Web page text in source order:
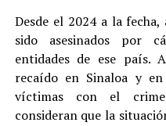
Desde el 2024 a la fecha,
sido asesinados por
entidades de ese país.
recaído en Sinaloa y
víctimas con el
consideran que la